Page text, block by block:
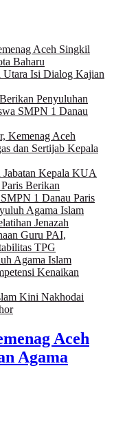
Aceh Singkil
Baharu
Isi Dialog Kajian
Penyuluhan
SMPN 1 Danau
Kemenag Aceh
dan Sertijab Kepala
Jabatan Kepala KUA
Berikan
1 Danau Paris
Agama Islam
Jenazah
Guru PAI,
TPG
Agama Islam
Kenaikan
Kini Nakhodai
Aceh
Agama